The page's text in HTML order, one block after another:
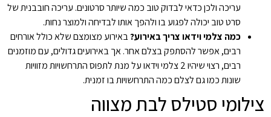
עריכה ולכן כדאי לבדוק טוב כמה שיותר סרטונים. עריכה חובבנית של
סרט טוב יכולה לפגוע בו ולהפך אותו לבדיחה ולמוצר נחות.
כמה צלמי וידאו צריך באירוע?באירוע מצומצם שלא כולל אורחים
רבים, אפשר להסתפק בצלם אחר. אך באירועים גדולים, עם מוזמנים
רבים, רצוי שיהיו 2 צלמי וידאו על מנת לתפוס התרחשויות מזוויות
שונות כמו גם לצלם כמה התרחשויות בו זמנית.
צילומי סטילס לבת מצווה